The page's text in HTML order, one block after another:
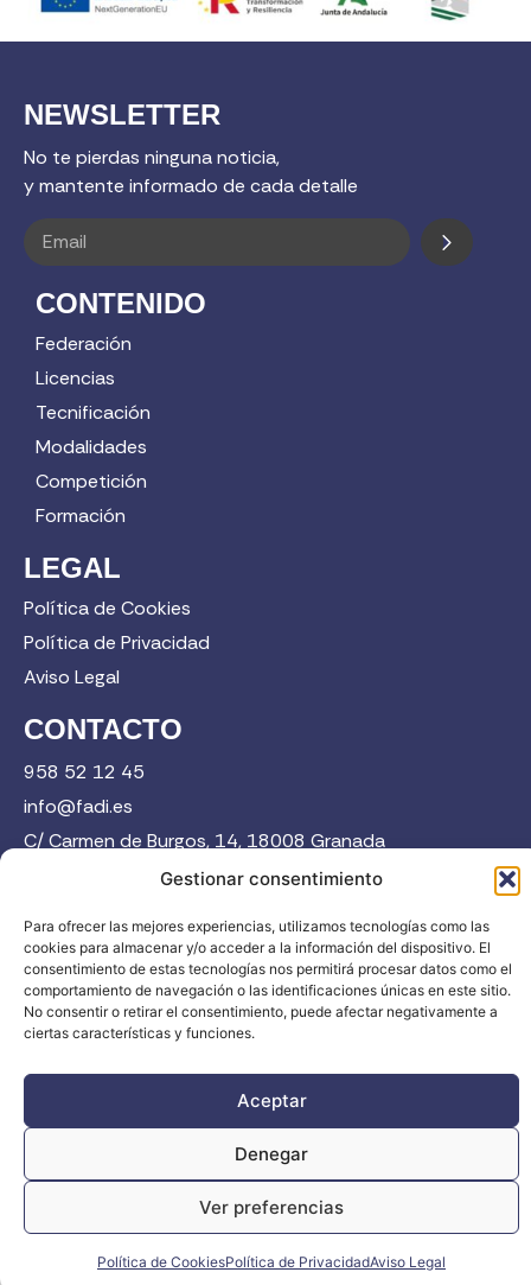
Gestionar consentimiento
Para ofrecer las mejores experiencias, utilizamos tecnologías como las
cookies para almacenar y/o acceder a la información del dispositivo. El
consentimiento de estas tecnologías nos permitirá procesar datos como el
comportamiento de navegación o las identificaciones únicas en este sitio.
No consentir o retirar el consentimiento, puede afectar negativamente a
ciertas características y funciones.
Aceptar
Denegar
Ver preferencias
Política de CookiesPolítica de PrivacidadAviso Legal
NEWSLETTER
No te pierdas ninguna noticia,
y mantente informado de cada detalle
CONTENIDO
Federación
Licencias
Tecnificación
Modalidades
Competición
Formación
LEGAL
Política de Cookies
Política de Privacidad
Aviso Legal
CONTACTO
958 52 12 45
info@fadi.es
C/ Carmen de Burgos, 14, 18008 Granada
Contacta
FADI © 2026. Federación Andaluza de Deportes de Invierno |
Todos los derechos reservados